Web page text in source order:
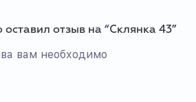
оставил отзыв на “Склянка 43”
вам необходимо